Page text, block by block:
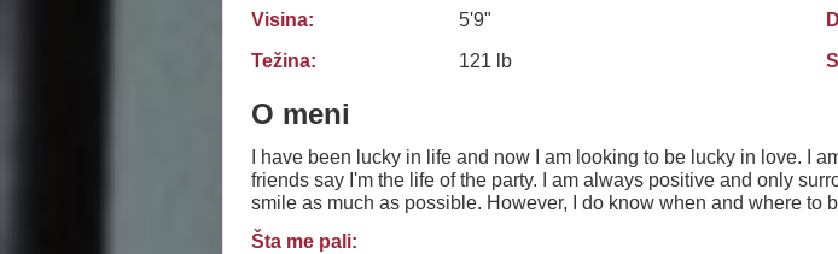
Visina:
5'9"
Težina:
121 lb
O meni
I have been lucky in life and now I am looking to be lucky in love. I
friends say I'm the life of the party. I am always positive and only
smile as much as possible. However, I do know
Šta me pali: